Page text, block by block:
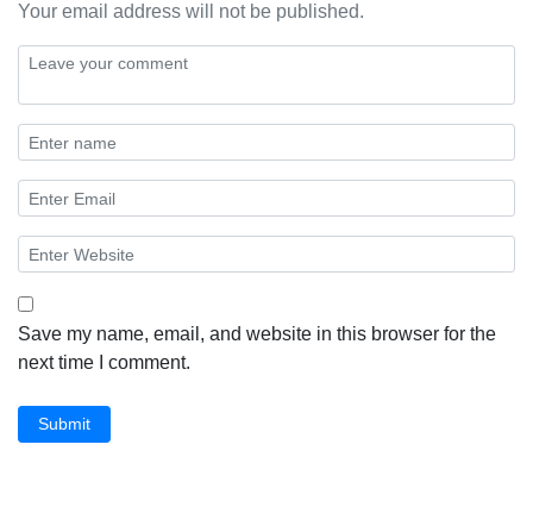
Your email address will not be published.
Save my name, email, and website in this browser for the
next time I comment.
Submit